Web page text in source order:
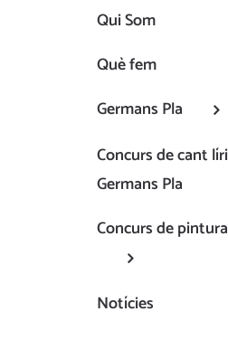
Qui Som
Què fem
Germans Pla
Concurs de cant
Germans Pla
Concurs de
Notícies